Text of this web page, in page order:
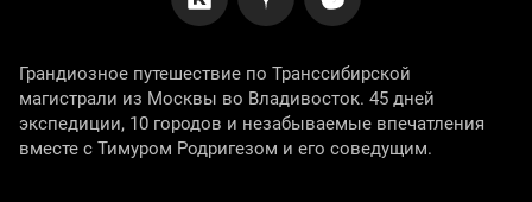
Грандиозное путешествие по Транссибирской
магистрали из Москвы во Владивосток. 45 дней
экспедиции, 10 городов и незабываемые впечатления
вместе с Тимуром Родригезом и его соведущим.